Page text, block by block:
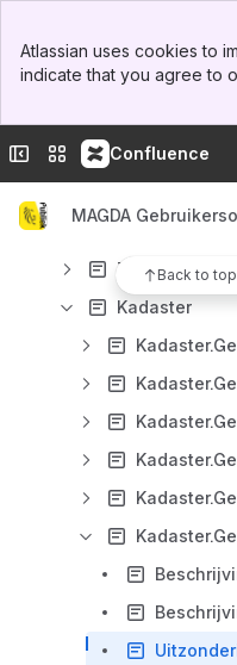
Top Bar
Sidebar
Atlassian uses cookies to
indicate that you agree to
Collapse sidebar
Switch sites or apps
Confluence
MAGDA
Back to top
Algemeen
Audit
Energie
Inkomen
Kadaster